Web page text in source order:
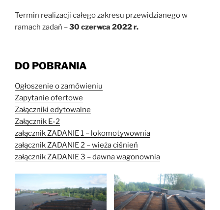
Termin realizacji całego zakresu przewidzianego w
ramach zadań –30 czerwca 2022 r.
DO POBRANIA
Ogłoszenie o zamówieniu
Zapytanie ofertowe
Załączniki edytowalne
Załącznik E-2
załącznik ZADANIE 1 – lokomotywownia
załącznik ZADANIE 2 – wieża ciśnień
załącznik ZADANIE 3 – dawna wagonownia